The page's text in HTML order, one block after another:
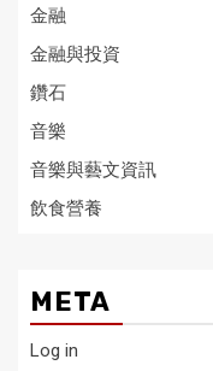
金融
金融與投資
鑽石
音樂
音樂與藝文資訊
飲食營養
META
Log in